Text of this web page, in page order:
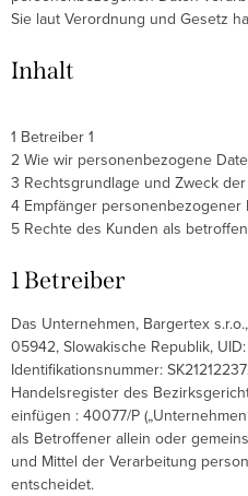
Sie laut Verordnung und Gesetz
Inhalt
1 Betreiber 1
2 Wie wir personenbezogene
3 Rechtsgrundlage und Zweck
4 Empfänger personenbezogener
5 Rechte des Kunden als
1 Betreiber
Das Unternehmen, Bargertex
05942, Slowakische Republik,
Identifikationsnummer:
Handelsregister des
einfügen : 40077/P
als Betroffener allein oder
und Mittel der Verarbeitung
entscheidet.